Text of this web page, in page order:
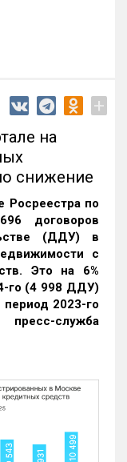
+
на
снижение
Росреестра по
договоров
(ДДУ) в
с
Это на 6%
го (4 998 ДДУ)
2023-го
пресс-служба